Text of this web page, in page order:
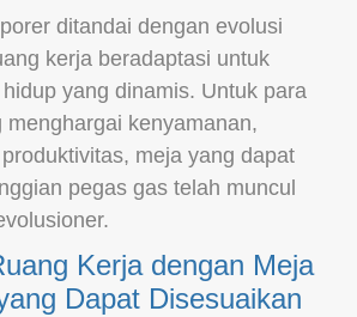
ditandai dengan evolusi
kerja beradaptasi untuk
yang dinamis. Untuk para
menghargai kenyamanan,
meja yang dapat
pegas gas telah muncul
Kerja dengan Meja
Dapat Disesuaikan